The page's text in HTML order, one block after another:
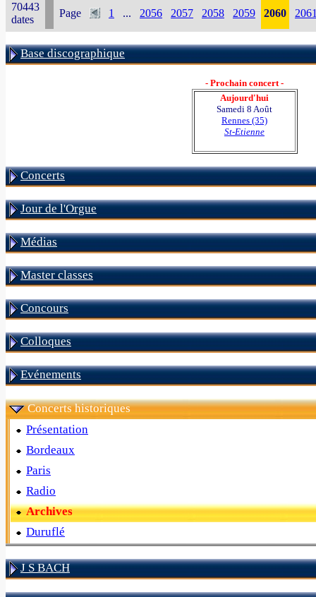
70443
dates
Page 1 ... 2056 2057 2058 2059 2060
Base discographique
- Prochain concert -
Aujourd'hui
Samedi 8 Août
Rennes (35)
St-Etienne
Concerts
Jour de l'Orgue
Médias
Master classes
Concours
Colloques
Evénements
Concerts historiques
Présentation
Bordeaux
Paris
Radio
Archives
Duruflé
J S BACH